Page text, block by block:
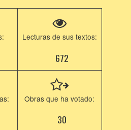
Lecturas de sus textos:
672
Obras que ha votado:
30